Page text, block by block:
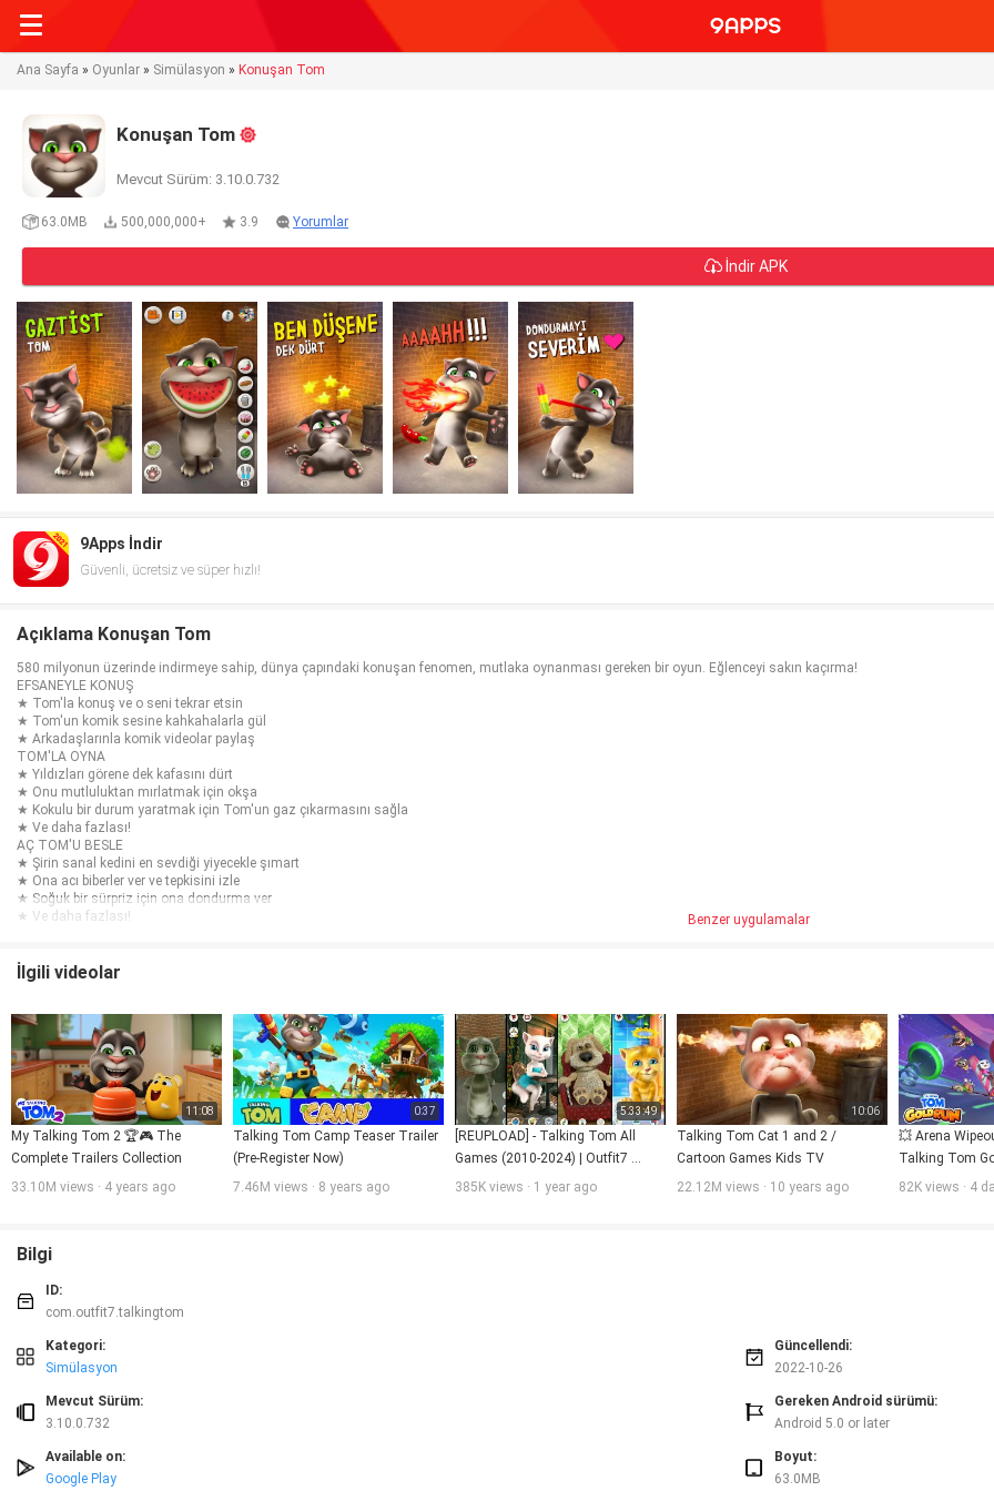
Ana Sayfa » Oyunlar » Simülasyon » Konuşan Tom
Konuşan Tom
Mevcut Sürüm: 3.10.0.732
63.0MB 500,000,000+ 3.9 Yorumlar
İndir APK
9Apps İndir
Güvenli, ücretsiz ve süper hızlı!
Açıklama Konuşan Tom
580 milyonun üzerinde indirmeye sahip, dünya çapındaki konuşan fenomen, mutlaka oynanması gereken bir oyun. Eğlenceyi sakın kaçırma!
EFSANEYLE KONUŞ
★ Tom'la konuş ve o seni tekrar etsin
★ Tom'un komik sesine kahkahalarla gül
★ Arkadaşlarınla komik videolar paylaş
TOM'LA OYNA
★ Yıldızları görene dek kafasını dürt
★ Onu mutluluktan mırlatmak için okşa
★ Kokulu bir durum yaratmak için Tom'un gaz çıkarmasını sağla
★ Ve daha fazlası!
AÇ TOM'U BESLE
★ Şirin sanal kedini en sevdiği yiyecekle şımart
★ Ona acı biberler ver ve tepkisini izle
★ Soğuk bir sürpriz için ona dondurma ver
★ Ve daha fazlası!
- Müşterileri web-sitemize ve diğer Outfit7 uygulamalarına yönlendiren bağlantılar
- Uygulama içi satın alımlar yapma seçeneği
- Google ile bağlantı kurma olanağı
Konuşan Tom ve Arkadaşları'ndan Konuşan Tom
Kullanım koşulları: http://outfit7.com/eula/
Gizlilik politikası: http://outfit7.com/privacy-policy/
Benzer uygulamalar
İlgili videolar
11:08
My Talking Tom 2 🏆🎮 The
Complete Trailers Collection
33.10M views · 4 years ago
0:37
Talking Tom Camp Teaser Trailer
(Pre-Register Now)
7.46M views · 8 years ago
5:33:49
[REUPLOAD] - Talking Tom All
Games (2010-2024) | Outfit7
Evolution | Android/iOS
385K views · 1 year ago
10:06
Talking Tom Cat 1 and 2 /
Cartoon Games Kids TV
22.12M views · 10 years ago
💥 Arena
Talking Tom
Trailer
82K views · 4
Bilgi
ID:
com.outfit7.talkingtom
Kategori:
Simülasyon
Güncellendi:
2022-10-26
Mevcut Sürüm:
3.10.0.732
Gereken Android sürümü:
Android 5.0 or later
Available on:
Google Play
Boyut:
63.0MB